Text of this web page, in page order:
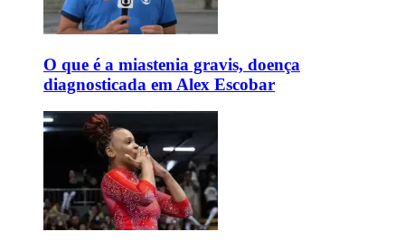
O que é a miastenia gravis, doença
diagnosticada em Alex Escobar